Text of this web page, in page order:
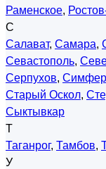
Раменское,
С
Салават, Самара,
Севастополь,
Серпухов,
Старый Оскол,
Сыктывкар
Т
Таганрог, Тамбов,
У